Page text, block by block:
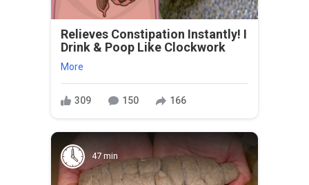
Relieves Constipation Instantly! I
Drink & Poop Like Clockwork
More
309 150 166
47 min